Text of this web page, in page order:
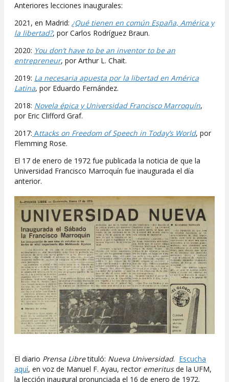
Anteriores lecciones inaugurales:
2021, en Madrid: ¿Qué tienen en común España, América y
la libertad?, por Carlos Rodríguez Braun.
2020: You don’t have to be an inventor to be an
entrepreneur, por Arthur L. Chait.
2019: La necesaria apuesta por la libertad en América
Latina, por Eduardo Fernández.
2018: Novela épica y Universidad Francisco Marroquín,
por Eric Clifford Graf.
2017: Attacks on Freedom of Speech in Today’s World, por
Flemming Rose.
El 17 de enero de 1972 fue publicada la noticia de que la
Universidad Francisco Marroquín fue inaugurada el día
anterior.
El diario Prensa Libretituló: Nueva Universidad. Escucha
aquí, en voz de Manuel F. Ayau, rector emeritusde la UFM,
la lección inaugural pronunciada el 16 de enero de 1972.